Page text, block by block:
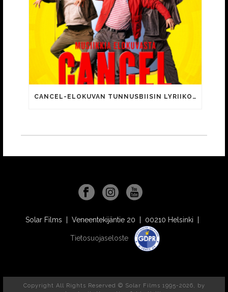
CANCEL-ELOKUVAN TUNNUSBIISIN LYRIIKOISSA TUTTUJA MEEMIHOKEMIA YOUTUBE-VIDEOILTA!
Solar Films | Veneentekijäntie 20 | 00210 Helsinki |
Tietosuojaseloste
Copyright All Rights Reserved © Solar Films 1995-2026, by